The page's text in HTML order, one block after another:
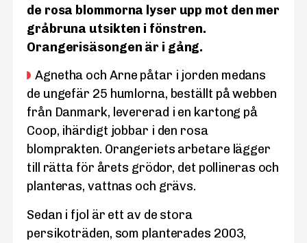
de rosa blommorna lyser upp mot den mer
gråbruna utsikten i fönstren.
Orangerisäsongen är i gång.
Agnetha och Arne påtar i jorden medans
de ungefär 25 humlorna, beställt på webben
från Danmark, levererad i en kartong på
Coop, ihärdigt jobbar i den rosa
blomprakten. Orangeriets arbetare lägger
till rätta för årets grödor, det pollineras och
planteras, vattnas och grävs.
Sedan i fjol är ett av de stora
persikoträden, som planterades 2003,